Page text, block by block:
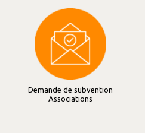
Demande de subvention
Associations